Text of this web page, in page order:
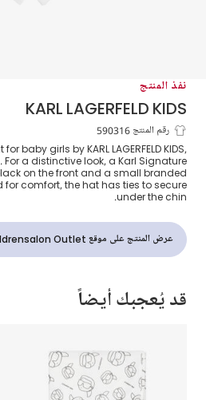
نفذ المنتج
KARL LAGERFELD KIDS
قبعة باكيت قطن لون أبيض
رقم المنتج 590316
baby girls by KARL LAGERFELD KIDS,
a distinctive look, a Karl Signature
on the front and a small branded
for comfort, the hat has ties to secure
under the chin.
عرض المنتج على موقع Childrensalon Outlet
قد يُعجبك أيضاً